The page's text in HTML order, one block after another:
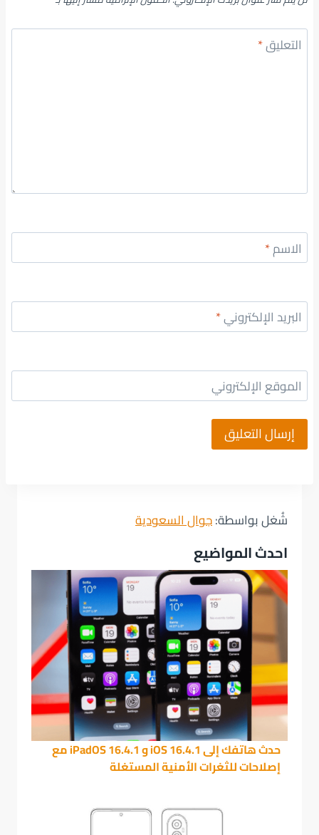
التعليق*
الاسم*
البريد الإلكتروني*
الموقع الإلكتروني
شُغل بواسطة:جوال السعودية
احدث المواضيع
حدث هاتفك إلى iOS 16.4.1 و iPadOS 16.4.1 مع
إصلاحات للثغرات الأمنية المستغلة